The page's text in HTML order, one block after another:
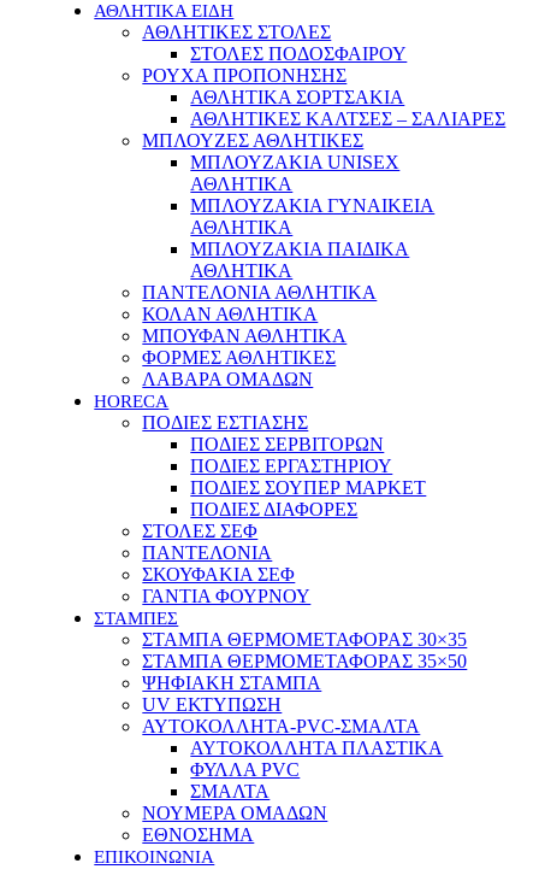
ΑΘΛΗΤΙΚΑ ΕΙΔΗ
ΑΘΛΗΤΙΚΕΣ ΣΤΟΛΕΣ
ΣΤΟΛΕΣ ΠΟΔΟΣΦΑΙΡΟΥ
ΡΟΥΧΑ ΠΡΟΠΟΝΗΣΗΣ
ΑΘΛΗΤΙΚΑ ΣΟΡΤΣΑΚΙΑ
ΑΘΛΗΤΙΚΕΣ ΚΑΛΤΣΕΣ – ΣΑΛΙΑΡΕΣ
ΜΠΛΟΥΖΕΣ ΑΘΛΗΤΙΚΕΣ
ΜΠΛΟΥΖΑΚΙΑ UNISEX
ΑΘΛΗΤΙΚΑ
ΜΠΛΟΥΖΑΚΙΑ ΓΥΝΑΙΚΕΙΑ
ΑΘΛΗΤΙΚΑ
ΜΠΛΟΥΖΑΚΙΑ ΠΑΙΔΙΚΑ
ΑΘΛΗΤΙΚΑ
ΠΑΝΤΕΛΟΝΙΑ ΑΘΛΗΤΙΚΑ
ΚΟΛΑΝ ΑΘΛΗΤΙΚΑ
ΜΠΟΥΦΑΝ ΑΘΛΗΤΙΚΑ
ΦΟΡΜΕΣ ΑΘΛΗΤΙΚΕΣ
ΛΑΒΑΡΑ ΟΜΑΔΩΝ
HORECA
ΠΟΔΙΕΣ ΕΣΤΙΑΣΗΣ
ΠΟΔΙΕΣ ΣΕΡΒΙΤΟΡΩΝ
ΠΟΔΙΕΣ ΕΡΓΑΣΤΗΡΙΟΥ
ΠΟΔΙΕΣ ΣΟΥΠΕΡ ΜΑΡΚΕΤ
ΠΟΔΙΕΣ ΔΙΑΦΟΡΕΣ
ΣΤΟΛΕΣ ΣΕΦ
ΠΑΝΤΕΛΟΝΙΑ
ΣΚΟΥΦΑΚΙΑ ΣΕΦ
ΓΑΝΤΙΑ ΦΟΥΡΝΟΥ
ΣΤΑΜΠΕΣ
ΣΤΑΜΠΑ ΘΕΡΜΟΜΕΤΑΦΟΡΑΣ 30×35
ΣΤΑΜΠΑ ΘΕΡΜΟΜΕΤΑΦΟΡΑΣ 35×50
ΨΗΦΙΑΚΗ ΣΤΑΜΠΑ
UV ΕΚΤΥΠΩΣΗ
ΑΥΤΟΚΟΛΛΗΤΑ-PVC-ΣΜΑΛΤΑ
ΑΥΤΟΚΟΛΛΗΤΑ ΠΛΑΣΤΙΚΑ
ΦΥΛΛΑ PVC
ΣΜΑΛΤΑ
ΝΟΥΜΕΡΑ ΟΜΑΔΩΝ
ΕΘΝΟΣΗΜΑ
ΕΠΙΚΟΙΝΩΝΙΑ